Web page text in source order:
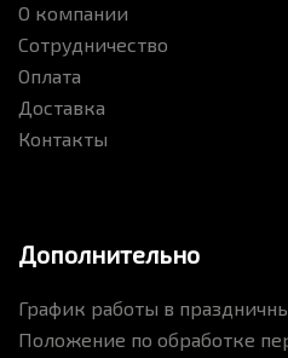
О компании
Сотрудничество
Оплата
Доставка
Контакты
Дополнительно
График работы в
Положение по обработке